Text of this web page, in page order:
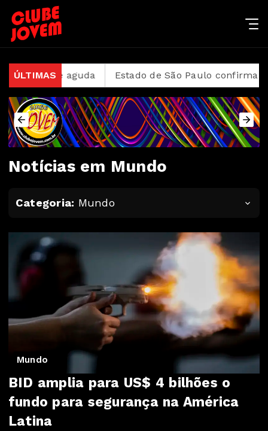
ÚLTIMAS
aguda Estado de São Paulo confirma 23 casos de
Notícias em Mundo
Categoria: Mundo
Mundo
BID amplia para US$ 4 bilhões o
fundo para segurança na América
Latina